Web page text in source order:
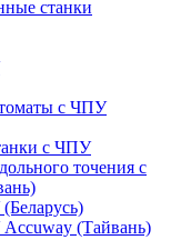
станки
с ЧПУ
с ЧПУ
точения с
(Тайвань)